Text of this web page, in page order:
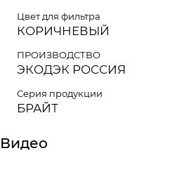
Цвет для фильтра
КОРИЧНЕВЫЙ
ПРОИЗВОДСТВО
ЭКОДЭК РОССИЯ
Серия продукции
БРАЙТ
Видео